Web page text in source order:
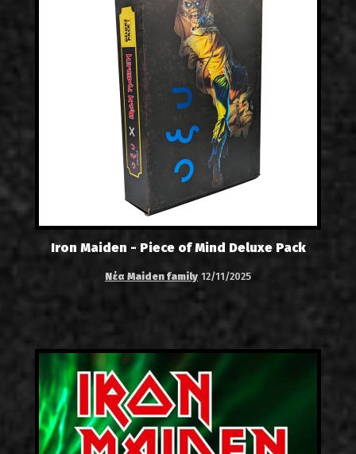
Iron Maiden - Piece of Mind Deluxe Pack
Νέα Maiden family 12/11/2025